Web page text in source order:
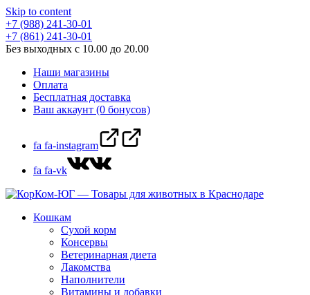
Skip to content
+7 (988) 241-30-01
+7 (861) 241-30-01
Без выходных с 10.00 до 20.00
Наши магазины
Оплата
Бесплатная доставка
Ваш аккаунт (0 бонусов)
fa fa-instagram
fa fa-vk
Кошкам
Сухой корм
Консервы
Ветеринарная диета
Лакомства
Наполнители
Витамины и добавки